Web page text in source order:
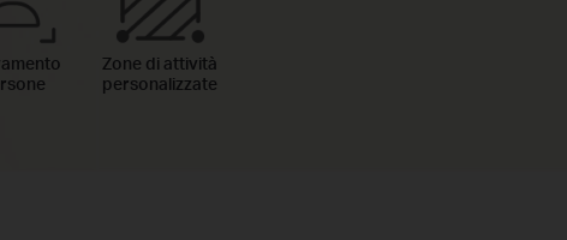
Zone di attività
personalizzate